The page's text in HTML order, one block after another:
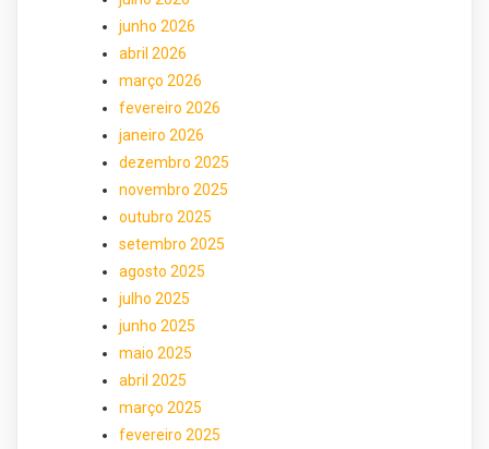
junho 2026
abril 2026
março 2026
fevereiro 2026
janeiro 2026
dezembro 2025
novembro 2025
outubro 2025
setembro 2025
agosto 2025
julho 2025
junho 2025
maio 2025
abril 2025
março 2025
fevereiro 2025